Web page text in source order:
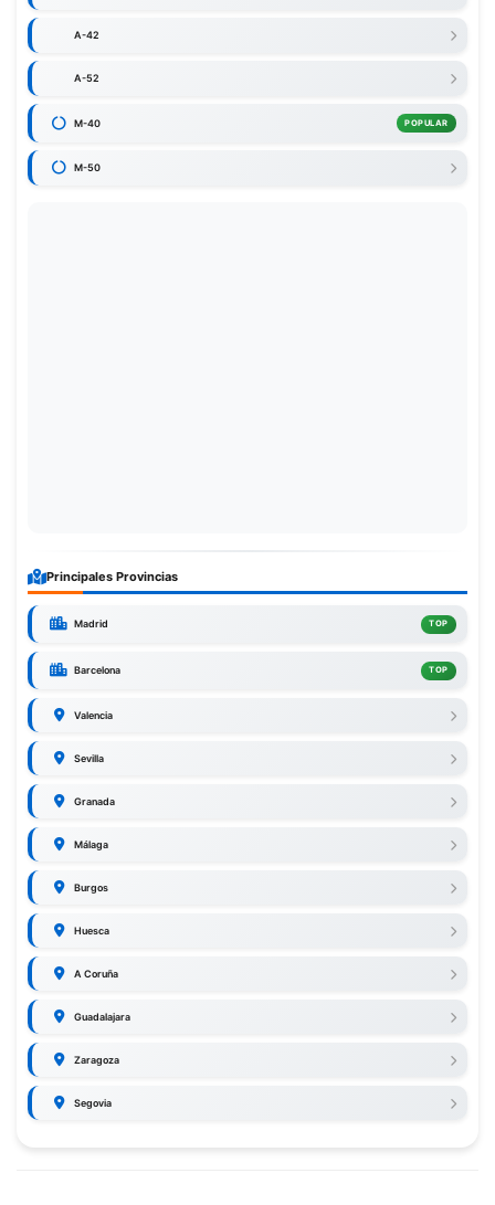
A-42
A-52
M-40 POPULAR
M-50
Principales Provincias
Madrid TOP
Barcelona TOP
Valencia
Sevilla
Granada
Málaga
Burgos
Huesca
A Coruña
Guadalajara
Zaragoza
Segovia